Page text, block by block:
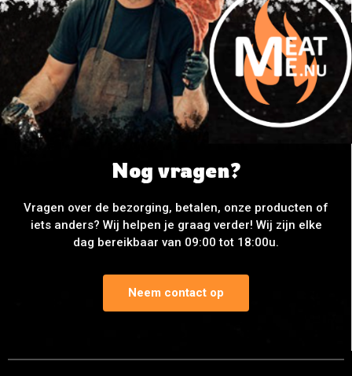
Nog vragen?
Vragen over de bezorging, betalen, onze producten of
iets anders? Wij helpen je graag verder! Wij zijn elke
dag bereikbaar van 09:00 tot 18:00u.
Neem contact op